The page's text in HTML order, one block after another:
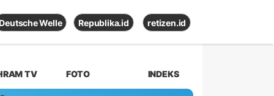
Deutsche Welle Republika.id retizen.id
TV FOTO INDEKS